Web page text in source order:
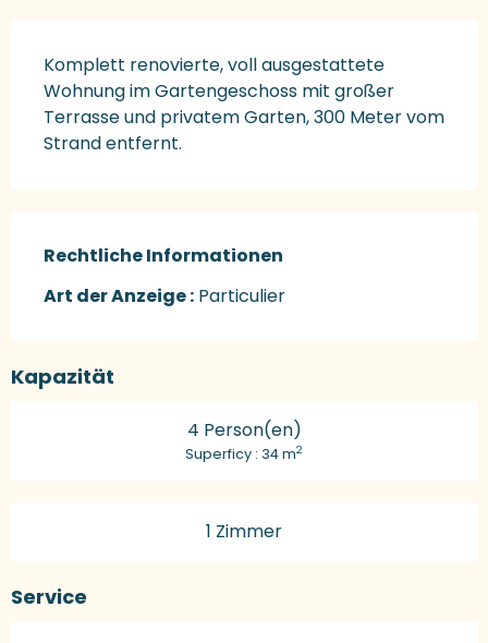
Komplett renovierte, voll ausgestattete
Wohnung im Gartengeschoss mit großer
Terrasse und privatem Garten, 300 Meter vom
Strand entfernt.
Rechtliche Informationen
Rechtliche Informationen
Art der Anzeige : Particulier
Kapazität
4 Person(en)
Superficy : 34 m2
1 Zimmer
Service